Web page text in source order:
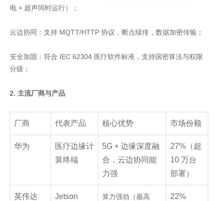
电 + 超声同时运行）；
云边协同：支持 MQTT/HTTP 协议，断点续传，数据加密传输；
安全加固：符合 IEC 62304 医疗软件标准，支持国密算法与权限
分级；
2. 主流厂商与产品
厂商 代表产品 核心优势 市场份额
华为
医疗边缘计
算终端
5G + 边缘深度融
合，云边协同能
力强
27%（超
10 万台
部署）
英伟达
Jetson
算力强劲（最高 22%